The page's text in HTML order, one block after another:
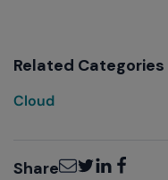
Related Categories
Cloud
ShareEmailTwitter
LinkedInFacebook